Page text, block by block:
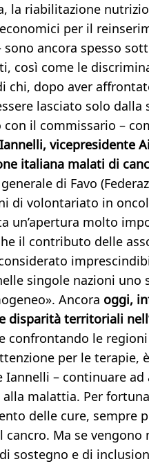
la riabilitazione
per il
sono ancora spesso
così come le
chi, dopo aver
lasciato solo dalla
con il commissario –
vicepresidente
italiana malati di
di Favo
di volontariato in
un’apertura molto
il contributo delle
singole nazioni uno
Ancora oggi,
disparità territoriali
confrontando le
per le terapie,
Iannelli – continuare ad
alla malattia. Per
delle cure, sempre
cancro. Ma se vengono
sostegno e di